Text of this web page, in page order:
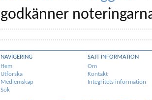
godkänner
NAVIGERING
Hem
Utforska
Medlemskap
Sök
SAJT INFORMATION
Om
Kontakt
Integritets information